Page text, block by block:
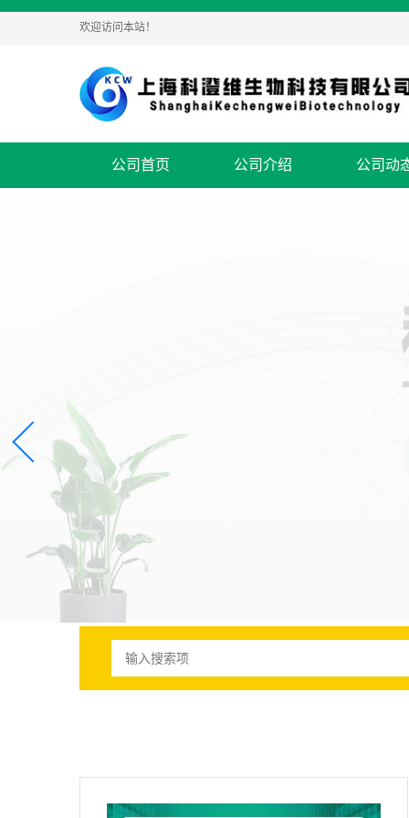
欢迎访问本站！
公司首页 公司介绍 公司动